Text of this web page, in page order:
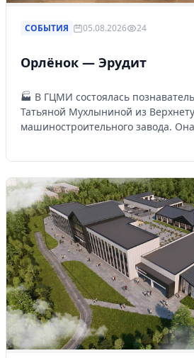
СОБЫТИЯ 05.08.2026 24
Орлёнок — Эрудит
🏭 В ГЦМИ состоялась
Татьяной Мухлыниной из
машиностроительного завода.